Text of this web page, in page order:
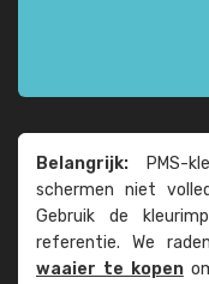
Belangrijk: PMS-
schermen niet
Gebruik de
referentie. We
waaier te kopen